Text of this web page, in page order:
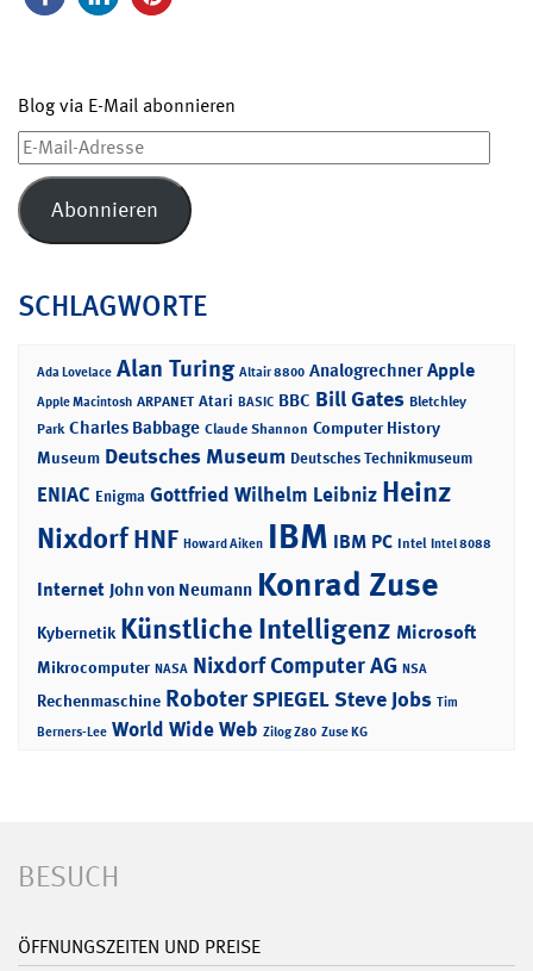
Blog via E-Mail abonnieren
E-
Mail-
Adresse
Abonnieren
SCHLAGWORTE
Ada Lovelace Alan Turing Altair 8800 Analogrechner Apple
Apple Macintosh ARPANET Atari BASIC BBC Bill Gates Bletchley
Park Charles Babbage Claude Shannon Computer History
Museum Deutsches Museum Deutsches Technikmuseum
ENIAC Enigma Gottfried Wilhelm Leibniz Heinz
NixdorfHNF Howard Aiken IBM IBM PC Intel Intel 8088
Internet John von Neumann Konrad Zuse
Kybernetik Künstliche Intelligenz Microsoft
Mikrocomputer NASA Nixdorf Computer AG NSA
Rechenmaschine RoboterSPIEGELSteve Jobs Tim
Berners-Lee World Wide Web Zilog Z80 Zuse KG
BESUCH
ÖFFNUNGSZEITEN UND PREISE